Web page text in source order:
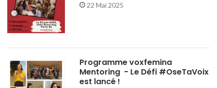
22 Mai 2025
Programme voxfemina
Mentoring - Le Défi #OseTaVoix
est lancé !